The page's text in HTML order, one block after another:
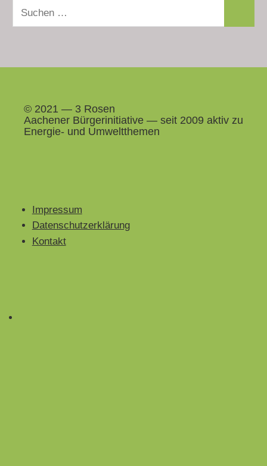
Suchen
nach:
© 2021 — 3 Rosen
Aach­en­er Bürg­erini­tia­tive — seit 2009 aktiv zu
Energie- und Umweltthemen
Impressum
Datenschutzerklärung
Kontakt